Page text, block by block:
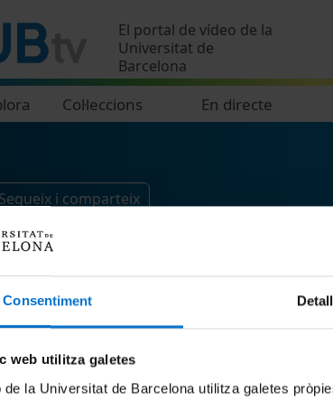
Consentiment
web utilitza galetes
de la Universitat de Barcelona utilitza galetes
El portal de vídeo de la
Universitat de
Barcelona
Col·leccions En directe
Segueix i comparteix